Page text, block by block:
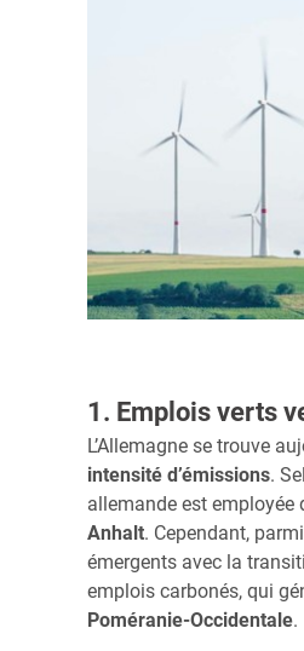
1. Emplois verts
L’Allemagne se trouve
intensité d’émissions.
allemande est employée
Anhalt. Cependant,
émergents avec la
emplois carbonés, qui
Poméranie-Occidentale.